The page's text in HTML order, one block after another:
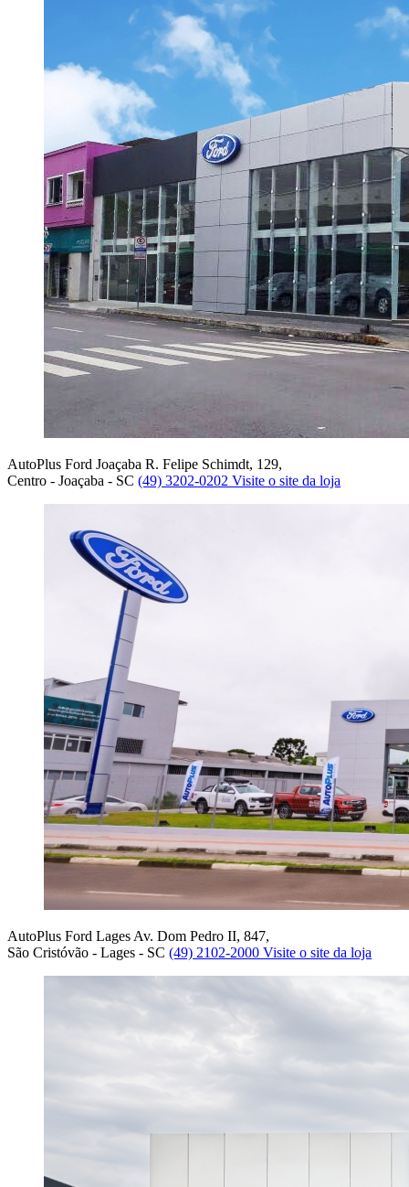
AutoPlus Ford Joaçaba R. Felipe Schimdt, 129,
Centro - Joaçaba - SC (49) 3202-0202 Visite o site da loja
AutoPlus Ford Lages Av. Dom Pedro II, 847,
São Cristóvão - Lages - SC (49) 2102-2000 Visite o site da loja